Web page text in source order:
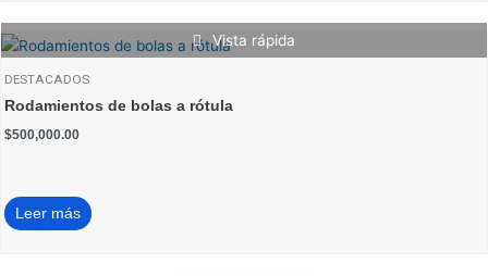
Vista rápida
DESTACADOS
Rodamientos de bolas a rótula
$500,000.00
Leer más